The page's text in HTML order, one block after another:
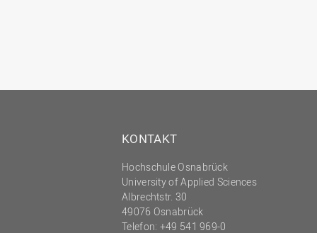
KONTAKT
Hochschule Osnabrück
University of Applied Sciences
Albrechtstr. 30
49076 Osnabrück
Telefon: +49 541 969-0